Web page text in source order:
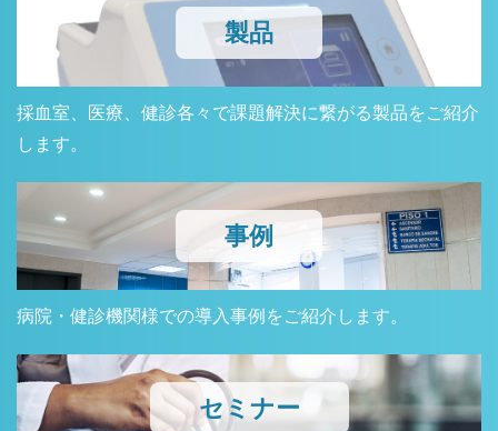
製品
採血室、医療、健診各々で課題解決に繋がる製品をご紹介
します。
事例
病院・健診機関様での導入事例をご紹介します。
セミナー